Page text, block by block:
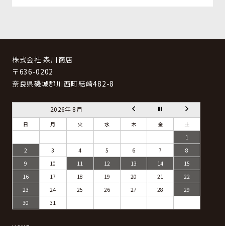
株式会社 森川商店
〒636-0202
奈良県磯城郡川西町結崎482-8
2026年 8月
日 月 火 水 木 金
土
1
2
3 4 5 6 7
8
9
10 11 12 13 14
15
16
17 18 19 20 21
22
23
24 25 26 27 28
29
30
31